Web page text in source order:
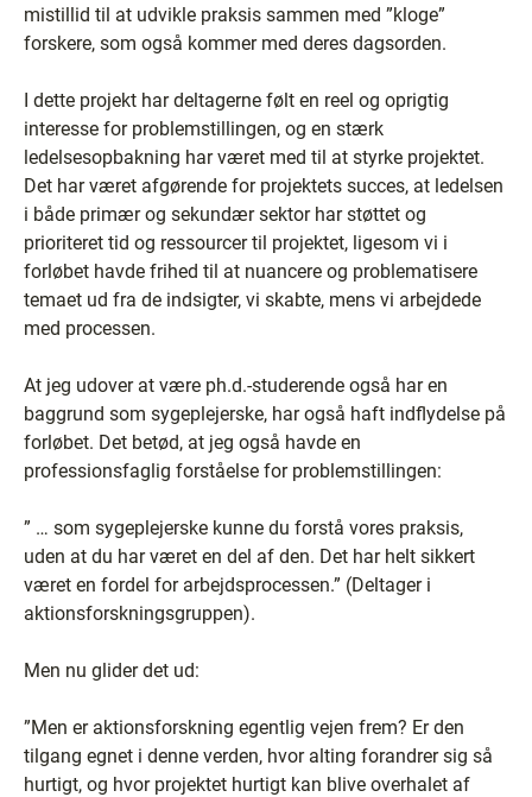
mistillid til at udvikle praksis sammen med ”kloge”
forskere, som også kommer med deres dagsorden.
I dette projekt har deltagerne følt en reel og oprigtig
interesse for problemstillingen, og en stærk
ledelsesopbakning har været med til at styrke projektet.
Det har været afgørende for projektets succes, at ledelsen
i både primær og sekundær sektor har støttet og
prioriteret tid og ressourcer til projektet, ligesom vi i
forløbet havde frihed til at nuancere og problematisere
temaet ud fra de indsigter, vi skabte, mens vi arbejdede
med processen.
At jeg udover at være ph.d.-studerende også har en
baggrund som sygeplejerske, har også haft indflydelse på
forløbet. Det betød, at jeg også havde en
professionsfaglig forståelse for problemstillingen:
” … som sygeplejerske kunne du forstå vores praksis,
uden at du har været en del af den. Det har helt sikkert
været en fordel for arbejdsprocessen.” (Deltager i
aktionsforskningsgruppen).
Men nu glider det ud:
”Men er aktionsforskning egentlig vejen frem? Er den
tilgang egnet i denne verden, hvor alting forandrer sig så
hurtigt, og hvor projektet hurtigt kan blive overhalet af